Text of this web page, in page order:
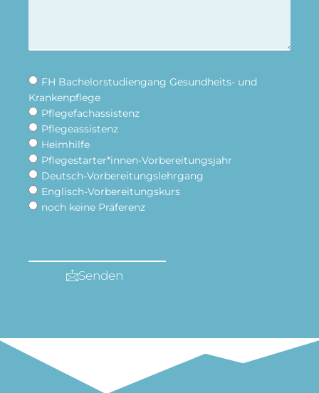
FH Bachelorstudiengang Gesundheits- und
Krankenpflege
Pflegefachassistenz
Pflegeassistenz
Heimhilfe
Pflegestarter*innen-Vorbereitungsjahr
Deutsch-Vorbereitungslehrgang
Englisch-Vorbereitungskurs
noch keine Präferenz
Senden